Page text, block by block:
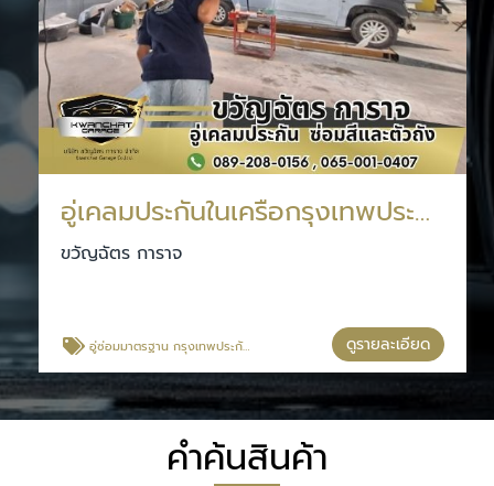
อู่เคลมประกันในเครือกรุงเทพประกันภัย
ขวัญฉัตร การาจ
อู่ซ่อมมาตรฐาน กรุงเทพประกันภัย ดูรายละเอียด
คำค้นสินค้า